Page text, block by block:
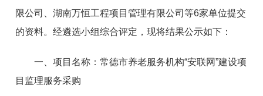
限公司、湖南万恒工程项目管理有限公司等6家单位提交
的资料。经遴选小组综合评定，现将结果公示如下：
一、项目名称：常德市养老服务机构“安联网”建设项
目监理服务采购